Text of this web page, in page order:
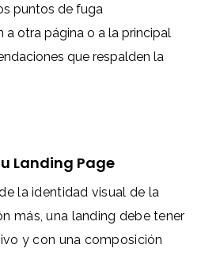
puntos de fuga
a otra página o a la principal
que respalden la
Landing Page
la identidad visual de la
más, una landing debe tener
y con una composición